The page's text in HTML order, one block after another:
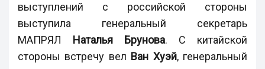
выступлений с российской стороны
выступила генеральный секретарь
МАПРЯЛ Наталья Брунова. С китайской
стороны встречу вел Ван Хуэй, генеральный